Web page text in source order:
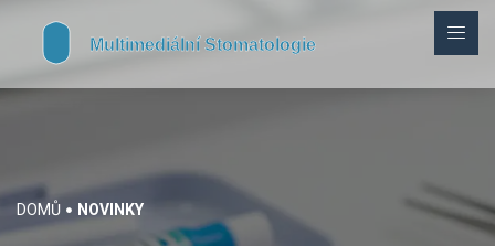
DOMŮ NOVINKY